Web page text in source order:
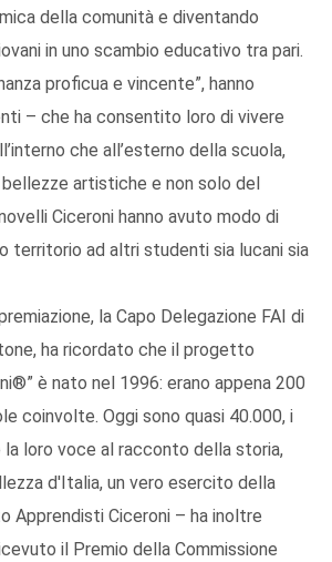
della comunità e diventando
in uno scambio educativo tra pari.
proficua e vincente”, hanno
– che ha consentito loro di vivere
che all’esterno della scuola,
artistiche e non solo del
Ciceroni hanno avuto modo di
territorio ad altri studenti sia lucani sia
la Capo Delegazione FAI di
ha ricordato che il progetto
è nato nel 1996: erano appena 200
coinvolte. Oggi sono quasi 40.000, i
la loro voce al racconto della storia,
d'Italia, un vero esercito della
‪‎Apprendisti Ciceroni‬‬‬‬ – ha inoltre
il Premio della Commissione